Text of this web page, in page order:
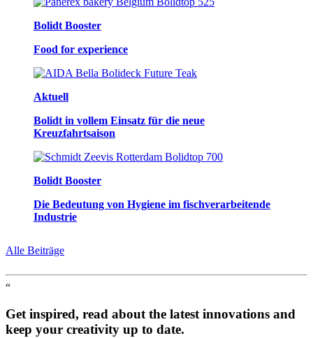
Bolidt Booster
Food for experience
Aktuell
Bolidt in vollem Einsatz für die neue
Kreuzfahrtsaison
Bolidt Booster
Die Bedeutung von Hygiene im fischverarbeitende
Industrie
Alle Beiträge
“
Get inspired, read about the latest innovations and
keep your creativity up to date.